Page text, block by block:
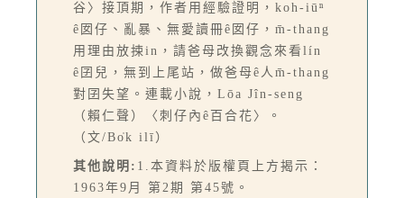
谷〉接頂期，作者用經驗證明，koh-iūⁿ
ê囡仔、亂暴、無愛讀冊ê囡仔，m̄-thang
用理由放捒in，請爸母改換觀念來看lín
ê囝兒，無到上尾站，做爸母ê人m̄-thang
對囝失望。連載小說，Lōa Jîn-seng
（賴仁聲）〈刺仔內ê百合花〉。
（文/Bo̍k ilī）
其他說明: 1.本資料於版權頁上方揭示：
1963年9月 第2期 第45號。